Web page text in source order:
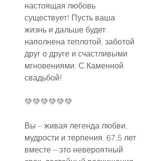
настоящая любовь
существует! Пусть ваша
жизнь и дальше будет
наполнена теплотой, заботой
друг о друге и счастливыми
мгновениями. С Каменной
свадьбой!
💚💚💚💚💚💚
Вы – живая легенда любви,
мудрости и терпения. 67,5 лет
вместе – это невероятный